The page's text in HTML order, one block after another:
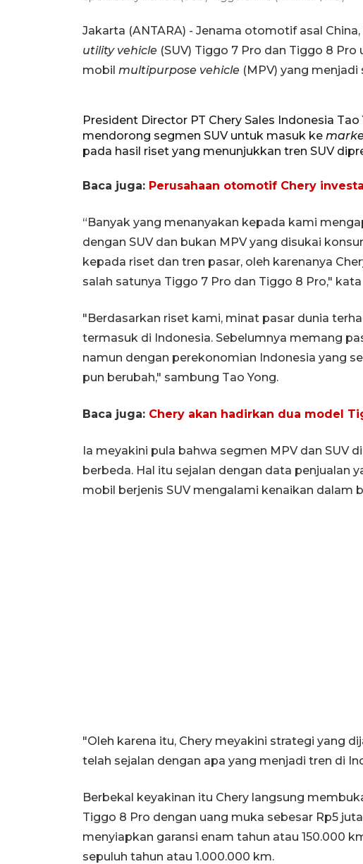
Jakarta (ANTARA) - Jenama otomotif asal
utility vehicle (SUV) Tiggo 7 Pro dan Tiggo 8
mobil multipurpose vehicle (MPV) yang
President Director PT Chery Sales Indonesia
mendorong segmen SUV untuk masuk ke
pada hasil riset yang menunjukkan tren SUV
Baca juga: Perusahaan otomotif Chery
“Banyak yang menanyakan kepada kami
dengan SUV dan bukan MPV yang disukai
kepada riset dan tren pasar, oleh karenanya
salah satunya Tiggo 7 Pro dan Tiggo 8 Pro,"
"Berdasarkan riset kami, minat pasar dunia
termasuk di Indonesia. Sebelumnya memang
namun dengan perekonomian Indonesia yang
pun berubah," sambung Tao Yong.
Baca juga: Chery akan hadirkan dua model
Ia meyakini pula bahwa segmen MPV dan SUV
berbeda. Hal itu sejalan dengan data penjualan
mobil berjenis SUV mengalami kenaikan dalam
"Oleh karena itu, Chery meyakini strategi yang
telah sejalan dengan apa yang menjadi tren di
Berbekal keyakinan itu Chery langsung
Tiggo 8 Pro dengan uang muka sebesar Rp5
menyiapkan garansi enam tahun atau 150.000
sepuluh tahun atau 1.000.000 km.